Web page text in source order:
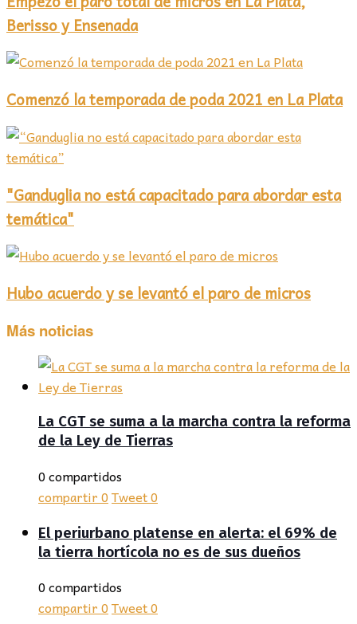
Berisso y Ensenada
Comenzó la temporada de poda 2021 en La Plata
"Ganduglia no está capacitado para abordar esta
temática"
Hubo acuerdo y se levantó el paro de micros
Más noticias
La CGT se suma a la marcha contra la reforma
de la Ley de Tierras
0 compartidos
compartir0Tweet0
El periurbano platense en alerta: el 69% de
la tierra hortícola no es de sus dueños
0 compartidos
compartir0Tweet0